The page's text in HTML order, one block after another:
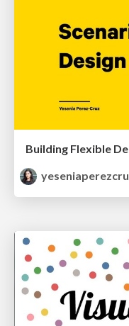
Building Flexible